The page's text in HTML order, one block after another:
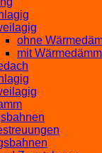
ohne
mit